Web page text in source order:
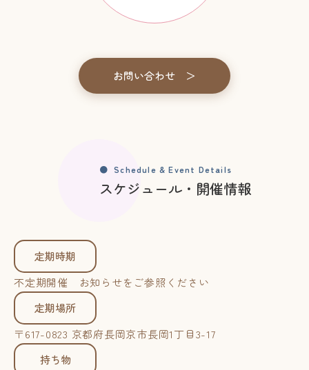
お問い合わせ ＞
Schedule & Event Details
スケジュール・開催情報
定期時期
不定期開催 お知らせをご参照ください
定期場所
〒617-0823 京都府長岡京市長岡1丁目3-17
持ち物